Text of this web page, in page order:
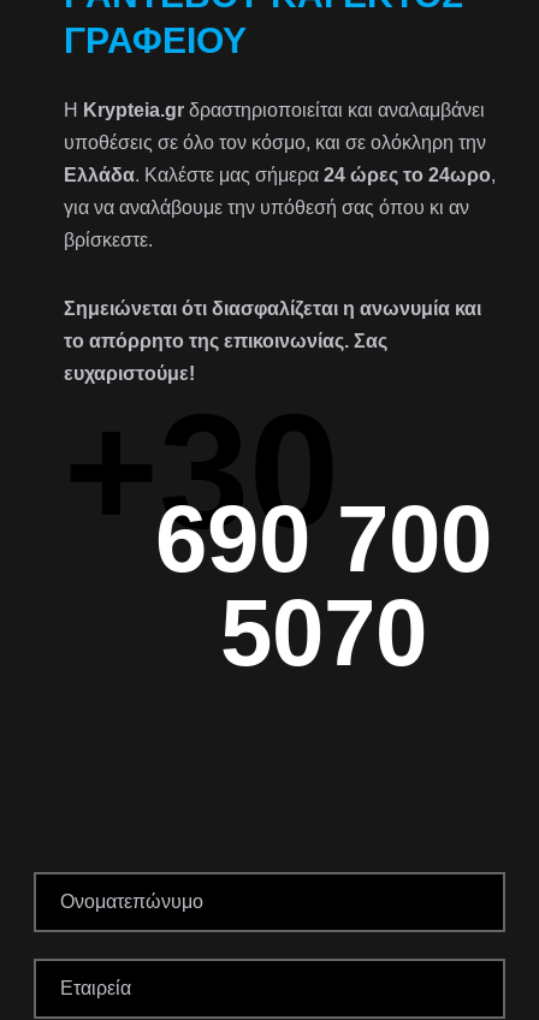
ΓΡΑΦΕΊΟΥ
Η Krypteia.gr δραστηριοποιείται και αναλαμβάνει
υποθέσεις σε όλο τον κόσμο, και σε ολόκληρη την
Ελλάδα. Καλέστε μας σήμερα24 ώρες το 24ωρο,
για να αναλάβουμε την υπόθεσή σας όπου κι αν
βρίσκεστε.
Σημειώνεται ότι διασφαλίζεται η ανωνυμία και
το απόρρητο της επικοινωνίας. Σας
ευχαριστούμε!
+30
690 700
5070